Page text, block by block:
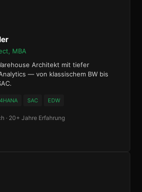
MBA
Architekt mit tiefer
— von klassischem BW bis
SAC EDW
· 20+ Jahre Erfahrung